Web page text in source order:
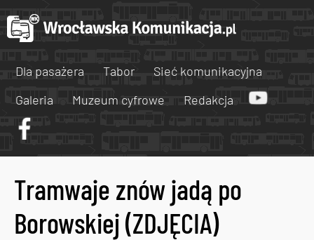
Dla pasażera Tabor
Sieć komunikacyjna
Galeria
Muzeum cyfrowe Redakcja
Tramwaje znów jadą po
Borowskiej (ZDJĘCIA)